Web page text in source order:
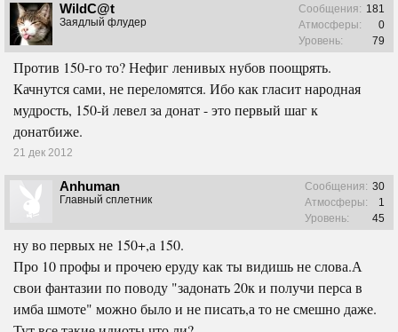
WildC@t
Заядлый флудер
Сообщения: 181
Атмосферы:
0
Уровень:
79
Против 150-го то? Нефиг ленивых нубов поощрять.
Качнутся сами, не переломятся. Ибо как гласит народная
мудрость, 150-й левел за донат - это первый шаг к
донатбиже.
21 дек 2012
Anhuman
Главный сплетник
Сообщения: 30
Атмосферы:
1
Уровень:
45
ну во первых не 150+,а 150.
Про 10 профы и прочею еруду как ты видишь не слова.А
свои фантазии по поводу "задонать 20к и получи перса в
имба шмоте" можно было и не писать,а то не смешно даже.